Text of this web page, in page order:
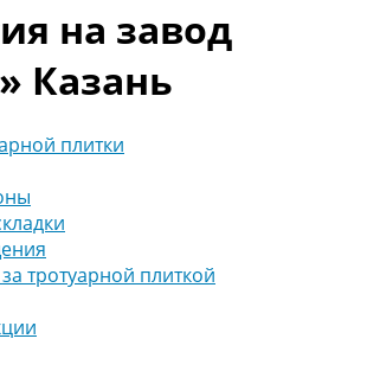
на завод
Казань
плитки
тротуарной плиткой